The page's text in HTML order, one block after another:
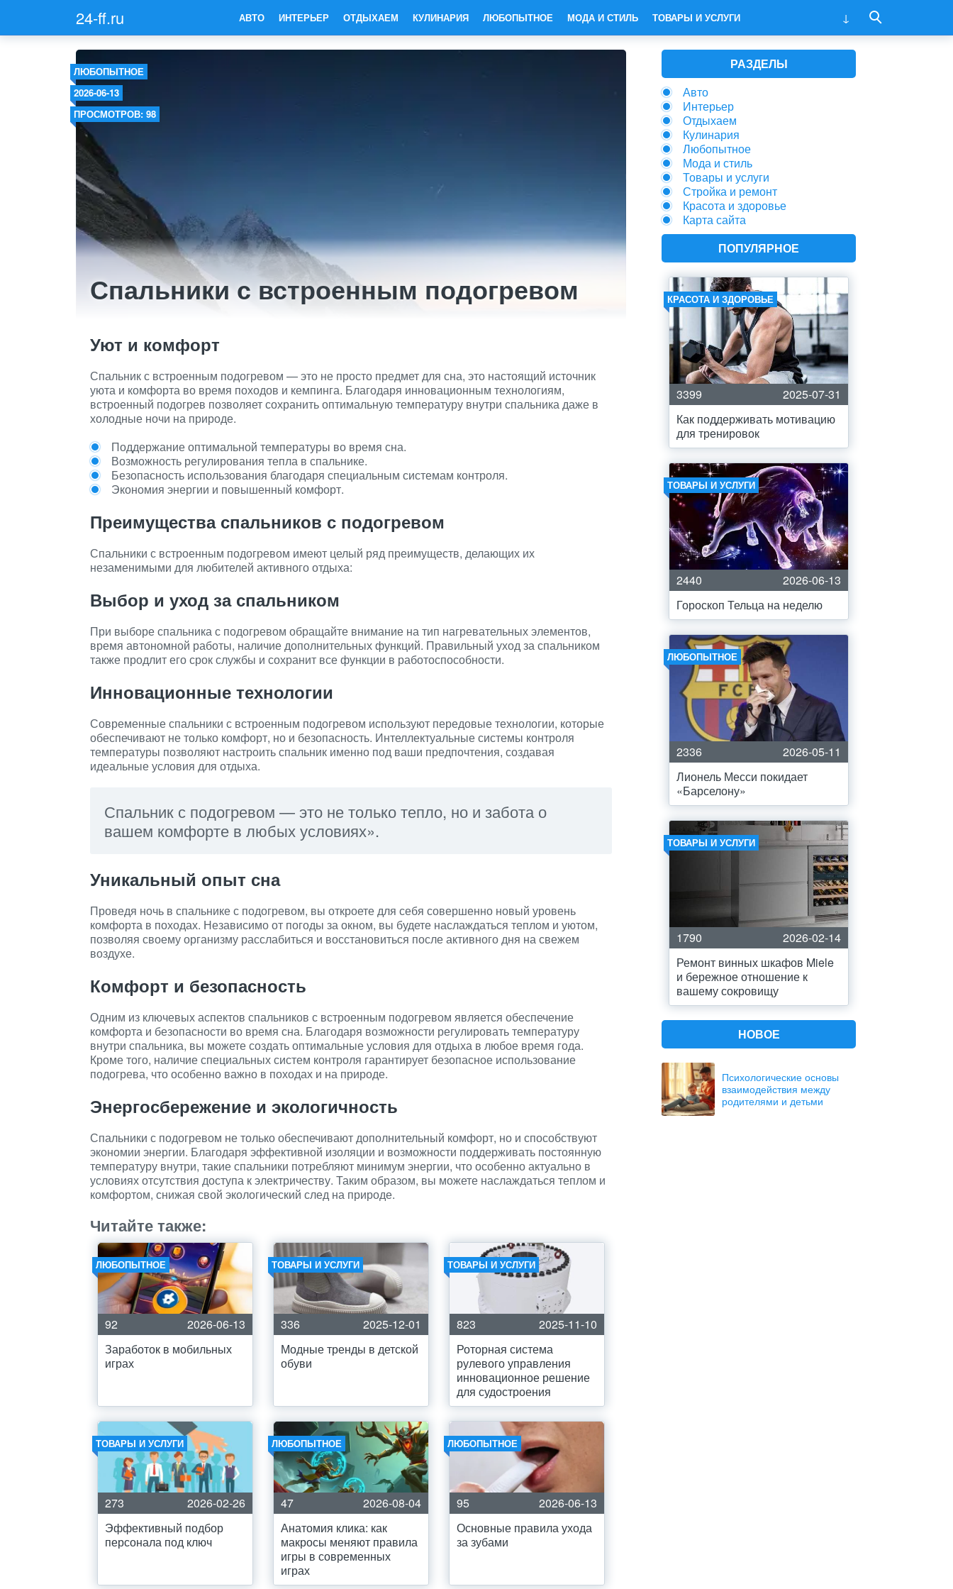
24-ff.ru АВТО ИНТЕРЬЕР ОТДЫХАЕМ КУЛИНАРИЯ ЛЮБОПЫТНОЕ МОДА И СТИЛЬ ТОВАРЫ И УСЛУГИ
ЛЮБОПЫТНОЕ
2026-06-13
ПРОСМОТРОВ: 98
Спальники с встроенным подогревом
Уют и комфорт
Спальник с встроенным подогревом — это не просто предмет для сна, это настоящий источник
уюта и комфорта во время походов и кемпинга. Благодаря инновационным технологиям,
встроенный подогрев позволяет сохранить оптимальную температуру внутри спальника даже в
холодные ночи на природе.
Поддержание оптимальной температуры во время сна.
Возможность регулирования тепла в спальнике.
Безопасность использования благодаря специальным системам контроля.
Экономия энергии и повышенный комфорт.
Преимущества спальников с подогревом
Спальники с встроенным подогревом имеют целый ряд преимуществ, делающих их
незаменимыми для любителей активного отдыха:
Выбор и уход за спальником
При выборе спальника с подогревом обращайте внимание на тип нагревательных элементов,
время автономной работы, наличие дополнительных функций. Правильный уход за спальником
также продлит его срок службы и сохранит все функции в работоспособности.
Инновационные технологии
Современные спальники с встроенным подогревом используют передовые технологии, которые
обеспечивают не только комфорт, но и безопасность. Интеллектуальные системы контроля
температуры позволяют настроить спальник именно под ваши предпочтения, создавая
идеальные условия для отдыха.
Спальник с подогревом — это не только тепло, но и забота о
вашем комфорте в любых условиях».
Уникальный опыт сна
Проведя ночь в спальнике с подогревом, вы откроете для себя совершенно новый уровень
комфорта в походах. Независимо от погоды за окном, вы будете наслаждаться теплом и уютом,
позволяя своему организму расслабиться и восстановиться после активного дня на свежем
воздухе.
Комфорт и безопасность
Одним из ключевых аспектов спальников с встроенным подогревом является обеспечение
комфорта и безопасности во время сна. Благодаря возможности регулировать температуру
внутри спальника, вы можете создать оптимальные условия для отдыха в любое время года.
Кроме того, наличие специальных систем контроля гарантирует безопасное использование
подогрева, что особенно важно в походах и на природе.
Энергосбережение и экологичность
Спальники с подогревом не только обеспечивают дополнительный комфорт, но и способствуют
экономии энергии. Благодаря эффективной изоляции и возможности поддерживать постоянную
температуру внутри, такие спальники потребляют минимум энергии, что особенно актуально в
условиях отсутствия доступа к электричеству. Таким образом, вы можете наслаждаться теплом и
комфортом, снижая свой экологический след на природе.
Читайте также:
ЛЮБОПЫТНОЕ
92
2026-06-13
Заработок в мобильных
играх
ТОВАРЫ И УСЛУГИ
336
2025-12-01
Модные тренды в детской
обуви
ТОВАРЫ И УСЛУГИ
823
2025-11-10
Роторная система
рулевого управления
инновационное решение
для судостроения
ТОВАРЫ И УСЛУГИ
273
2026-02-26
Эффективный подбор
персонала под ключ
ЛЮБОПЫТНОЕ
47
2026-08-04
Анатомия клика: как
макросы меняют правила
игры в современных
играх
ЛЮБОПЫТНОЕ
95
2026-06-13
Основные правила ухода
за зубами
РАЗДЕЛЫ
Авто
Интерьер
Отдыхаем
Кулинария
Любопытное
Мода и стиль
Товары и услуги
Стройка и ремонт
Красота и здоровье
Карта сайта
ПОПУЛЯРНОЕ
КРАСОТА И ЗДОРОВЬЕ
3399
2025-07-31
Как поддерживать мотивацию
для тренировок
ТОВАРЫ И УСЛУГИ
2440
2026-06-13
Гороскоп Тельца на неделю
ЛЮБОПЫТНОЕ
2336
2026-05-11
Лионель Месси покидает
«Барселону»
ТОВАРЫ И УСЛУГИ
1790
2026-02-14
Ремонт винных шкафов Miele
и бережное отношение к
вашему сокровищу
НОВОЕ
Психологические основы
взаимодействия между
родителями и детьми